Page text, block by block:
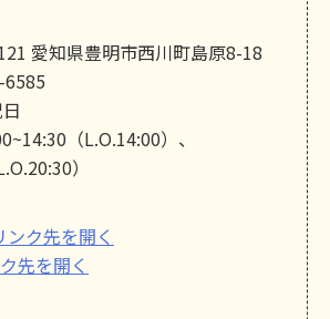
愛知県豊明市西川町島原8-18
（L.O.14:00）、
）
ンク先を開く
先を開く